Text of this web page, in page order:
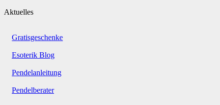
Aktuelles
Gratisgeschenke
Esoterik Blog
Pendelanleitung
Pendelberater